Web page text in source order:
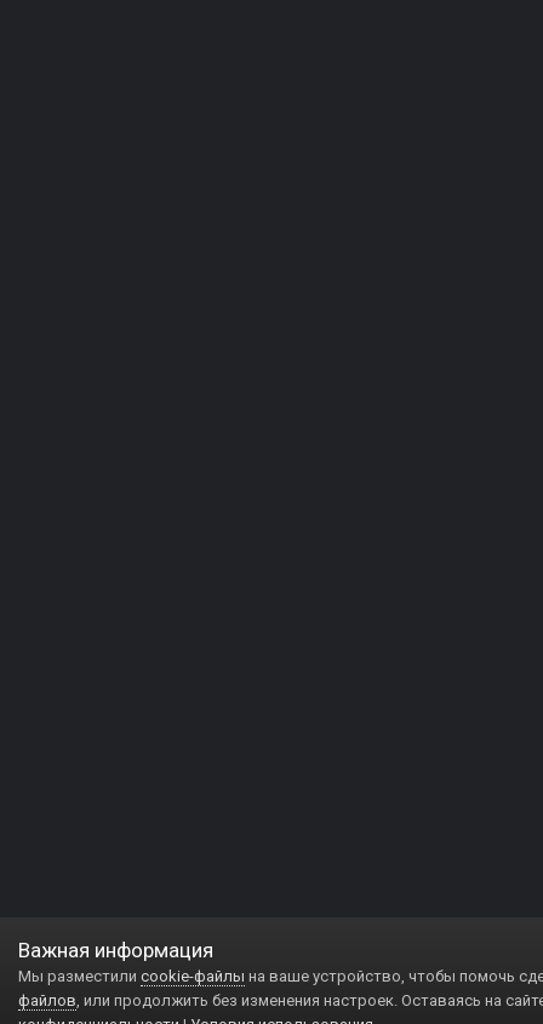
Важная информация
Мы разместили cookie-файлы на ваше устройство, чтобы помочь
файлов, или продолжить без изменения настроек. Оставаясь на